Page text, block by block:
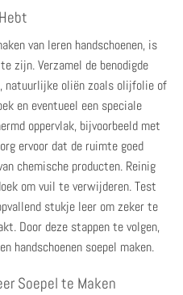
van leren handschoenen, is
zijn. Verzamel de benodigde
natuurlijke oliën zoals olijfolie of
en eventueel een speciale
oppervlak, bijvoorbeeld met
ervoor dat de ruimte goed
chemische producten. Reinig
om vuil te verwijderen. Test
stukje leer om zeker te
Door deze stappen te volgen,
handschoenen soepel maken.
Soepel te Maken